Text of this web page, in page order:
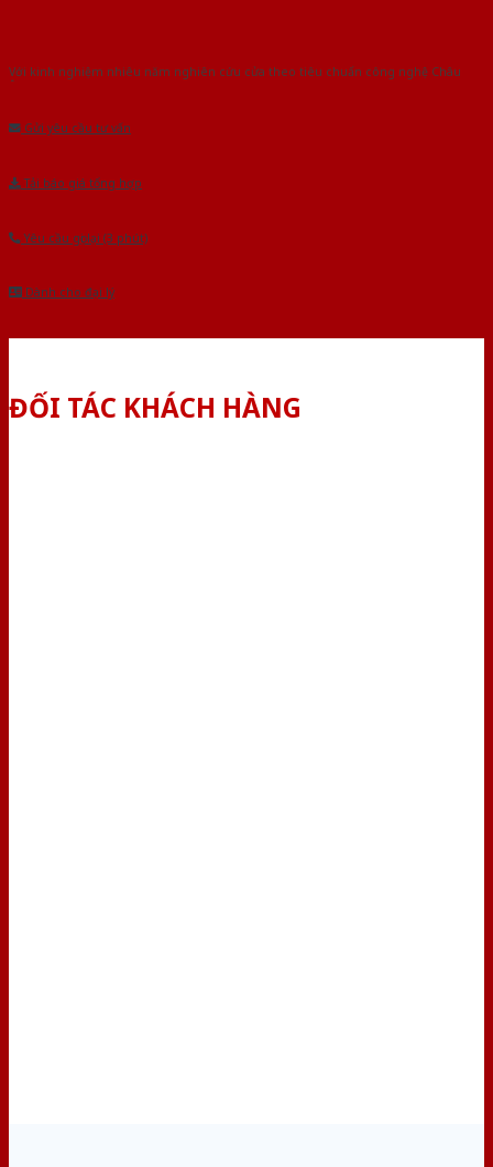
Với kinh nghiệm nhiêu năm nghiên cứu cửa theo tiêu chuẩn công nghệ Châu
Gửi yêu cầu tư vấn
Tải báo giá tổng hợp
Yêu cầu gọi lại (3 phút)
Dành cho đại lý
ĐỐI TÁC KHÁCH HÀNG